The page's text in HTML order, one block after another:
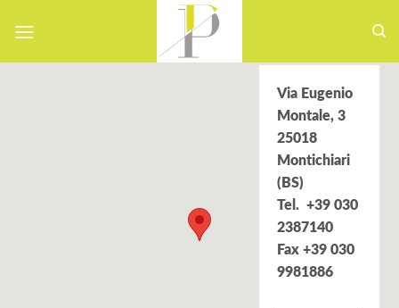
Via Eugenio
Montale, 3
25018
Montichiari
(BS)
Tel. +39 030
2387140
Fax +39 030
9981886